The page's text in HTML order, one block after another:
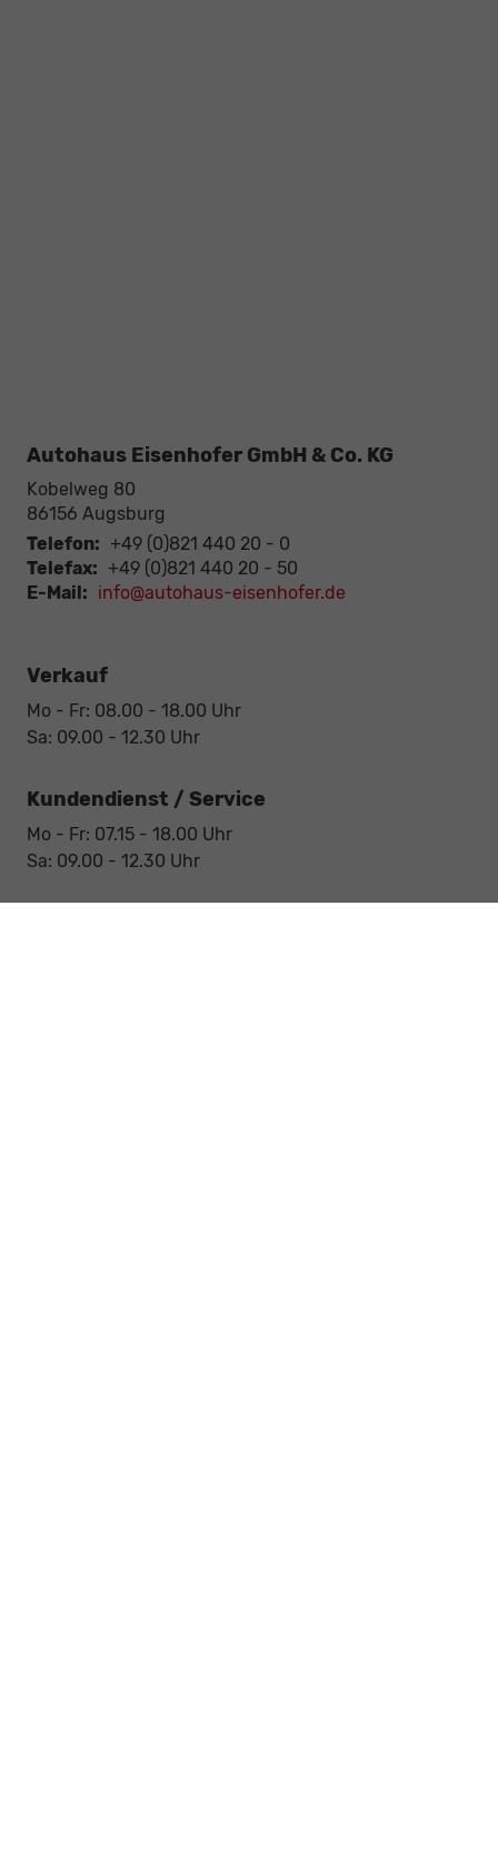
Autohaus Eisenhofer GmbH & Co. KG
Kobelweg 80
86156 Augsburg
Telefon: +49 (0)821 440 20 - 0
Telefax: +49 (0)821 440 20 - 50
E-Mail: info@autohaus-eisenhofer.de
Verkauf
Mo - Fr: 08.00 - 18.00 Uhr
Sa: 09.00 - 12.30 Uhr
Kundendienst / Service
Mo - Fr: 07.15 - 18.00 Uhr
Sa: 09.00 - 12.30 Uhr